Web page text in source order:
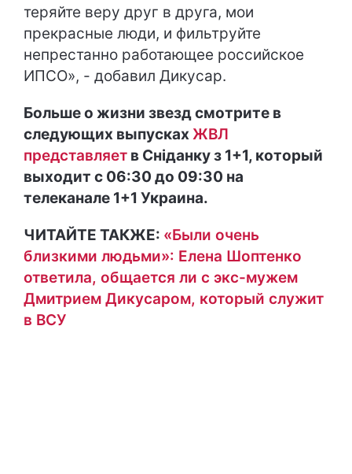
теряйте веру друг в друга, мои
прекрасные люди, и фильтруйте
непрестанно работающее российское
ИПСО», - добавил Дикусар.
Больше о жизни звезд смотрите в
следующих выпускахЖВЛ
представляет в Сніданку з 1+1, который
выходит с 06:30 до 09:30 на
телеканале 1+1 Украина.
ЧИТАЙТЕ ТАКЖЕ: «Были очень
близкими людьми»: Елена Шоптенко
ответила, общается ли с экс-мужем
Дмитрием Дикусаром, который служит
в ВСУ